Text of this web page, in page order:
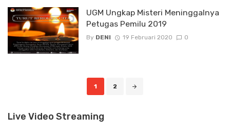
UGM Ungkap Misteri Meninggalnya
Petugas Pemilu 2019
By DENI 19 Februari 2020 0
1 2
Live Video Streaming